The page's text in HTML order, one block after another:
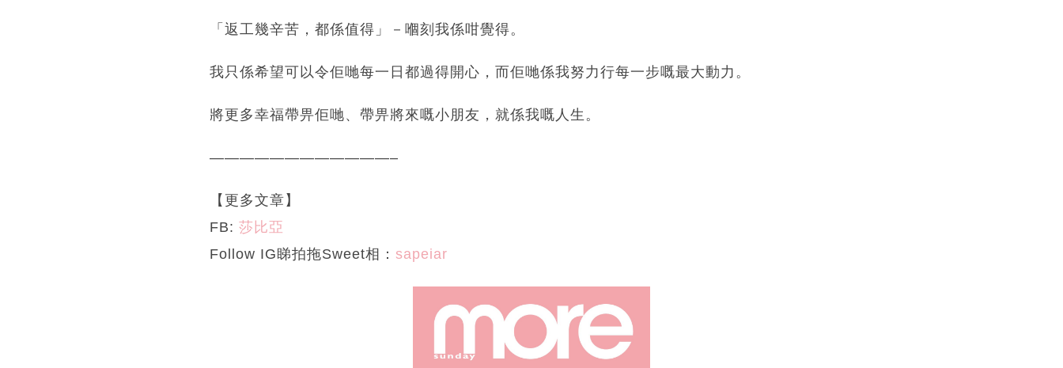
「返工幾辛苦，都係值得」－嗰刻我係咁覺得。
我只係希望可以令佢哋每一日都過得開心，而佢哋係我努力行每一步嘅最大動力。
將更多幸福帶畀佢哋、帶畀將來嘅小朋友，就係我嘅人生。
————————————–
【更多文章】
FB: 莎比亞
Follow IG睇拍拖Sweet相： sapeiar